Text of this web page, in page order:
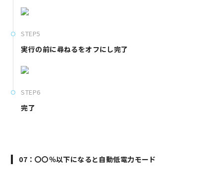
STEP5
実行の前に尋ねるをオフにし完了
STEP6
完了
07：〇〇％以下になると自動低電力モード